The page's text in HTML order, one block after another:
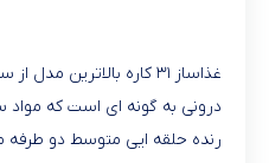
رنده حلقه ایی متوسط دو طرفه